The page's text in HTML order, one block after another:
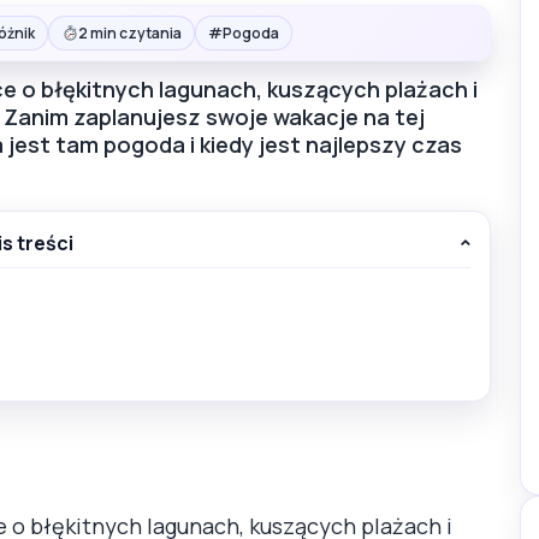
2 min czytania #Pogoda
o błękitnych lagunach, kuszących plażach i
zaplanujesz swoje wakacje na tej
tam pogoda i kiedy jest najlepszy czas
treści
błękitnych lagunach, kuszących plażach i